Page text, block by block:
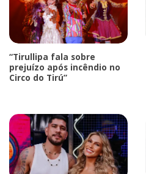
“Tirullipa fala sobre
prejuízo após incêndio no
Circo do Tirú”